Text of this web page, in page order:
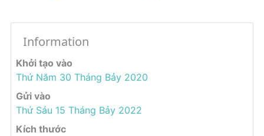
Information
Khởi tạo vào
Thứ Năm 30 Tháng Bảy 2020
Gửi vào
Thứ Sáu 15 Tháng Bảy 2022
Kích thước